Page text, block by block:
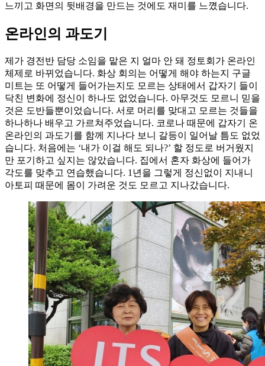
느끼고 화면의 뒷배경을 만드는 것에도 재미를 느꼈습니다.
온라인의 과도기
제가 경전반 담당 소임을 맡은 지 얼마 안 돼 정토회가 온라인
체제로 바뀌었습니다. 화상 회의는 어떻게 해야 하는지 구글
미트는 또 어떻게 들어가는지도 모르는 상태에서 갑자기 들이
닥친 변화에 정신이 하나도 없었습니다. 아무것도 모르니 믿을
것은 도반들뿐이었습니다. 서로 머리를 맞대고 모르는 것들을
하나하나 배우고 가르쳐주었습니다. 코로나 때문에 갑자기 온
온라인의 과도기를 함께 지나다 보니 갈등이 일어날 틈도 없었
습니다. 처음에는 ‘내가 이걸 해도 되나?’ 할 정도로 버거웠지
만 포기하고 싶지는 않았습니다. 집에서 혼자 화상에 들어가
각도를 맞추고 연습했습니다. 1년을 그렇게 정신없이 지내니
아토피 때문에 몸이 가려운 것도 모르고 지나갔습니다.